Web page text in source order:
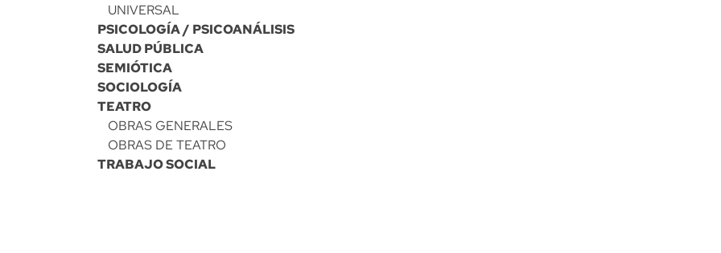
UNIVERSAL
PSICOLOGÍA / PSICOANÁLISIS
SALUD PÚBLICA
SEMIÓTICA
SOCIOLOGÍA
TEATRO
OBRAS GENERALES
OBRAS DE TEATRO
TRABAJO SOCIAL